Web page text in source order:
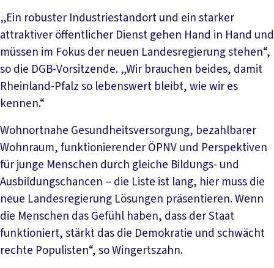
„Ein robuster Industriestandort und ein starker
attraktiver öffentlicher Dienst gehen Hand in Hand und
müssen im Fokus der neuen Landesregierung stehen“,
so die DGB-Vorsitzende. „Wir brauchen beides, damit
Rheinland-Pfalz so lebenswert bleibt, wie wir es
kennen.“
Wohnortnahe Gesundheitsversorgung, bezahlbarer
Wohnraum, funktionierender ÖPNV und Perspektiven
für junge Menschen durch gleiche Bildungs- und
Ausbildungschancen – die Liste ist lang, hier muss die
neue Landesregierung Lösungen präsentieren. Wenn
die Menschen das Gefühl haben, dass der Staat
funktioniert, stärkt das die Demokratie und schwächt
rechte Populisten“, so Wingertszahn.